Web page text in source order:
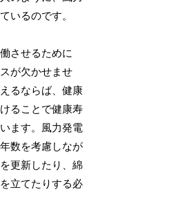
いるのです。
させるために
が欠かせませ
るならば、健康
ることで健康寿
ます。風力発電
数を考慮しなが
更新したり、綿
立てたりする必